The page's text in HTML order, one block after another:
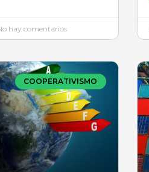
hay comentarios
COOPERATIVISMO